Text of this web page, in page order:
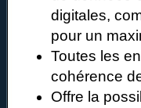
digitales,
pour un
Toutes les
cohérence
Offre la